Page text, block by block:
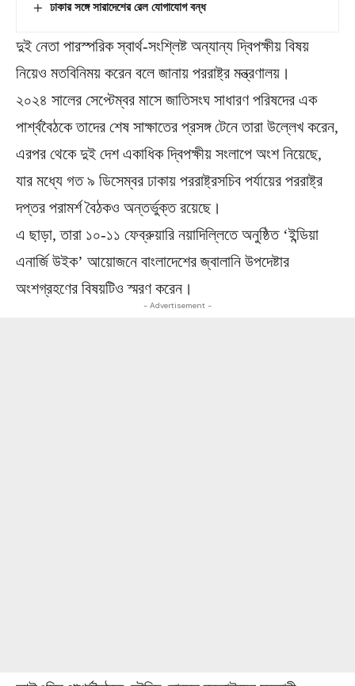
ঢাকার সঙ্গে সারাদেশের রেল যোগাযোগ বন্ধ
দুই নেতা পারস্পরিক স্বার্থ-সংশ্লিষ্ট অন্যান্য দ্বিপক্ষীয় বিষয়
নিয়েও মতবিনিময় করেন বলে জানায় পররাষ্ট্র মন্ত্রণালয়।
২০২৪ সালের সেপ্টেম্বর মাসে জাতিসংঘ সাধারণ পরিষদের এক
পার্শ্ববৈঠকে তাদের শেষ সাক্ষাতের প্রসঙ্গ টেনে তারা উল্লেখ করেন,
এরপর থেকে দুই দেশ একাধিক দ্বিপক্ষীয় সংলাপে অংশ নিয়েছে,
যার মধ্যে গত ৯ ডিসেম্বর ঢাকায় পররাষ্ট্রসচিব পর্যায়ের পররাষ্ট্র
দপ্তর পরামর্শ বৈঠকও অন্তর্ভুক্ত রয়েছে।
এ ছাড়া, তারা ১০-১১ ফেব্রুয়ারি নয়াদিল্লিতে অনুষ্ঠিত ‘ইন্ডিয়া
এনার্জি উইক’ আয়োজনে বাংলাদেশের জ্বালানি উপদেষ্টার
অংশগ্রহণের বিষয়টিও স্মরণ করেন।
- Advertisement -